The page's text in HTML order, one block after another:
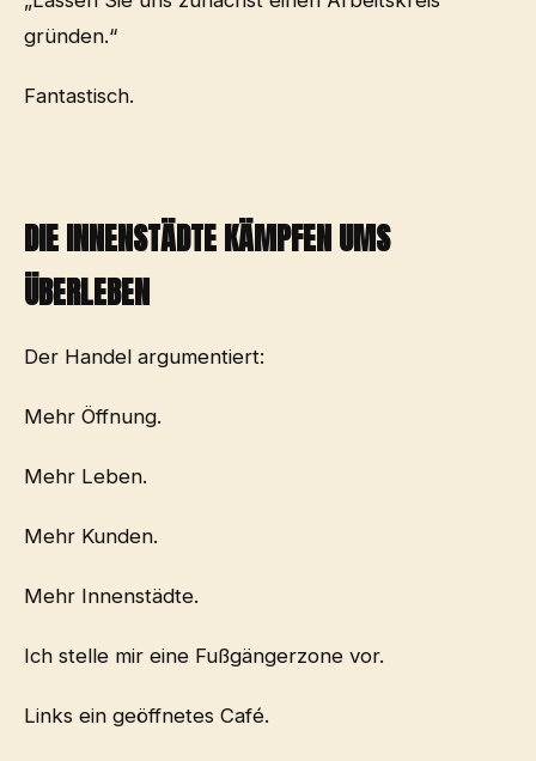
gründen.“
Fantastisch.
DIE INNENSTÄDTE KÄMPFEN UMS
ÜBERLEBEN
Der Handel argumentiert:
Mehr Öffnung.
Mehr Leben.
Mehr Kunden.
Mehr Innenstädte.
Ich stelle mir eine Fußgängerzone vor.
Links ein geöffnetes Café.